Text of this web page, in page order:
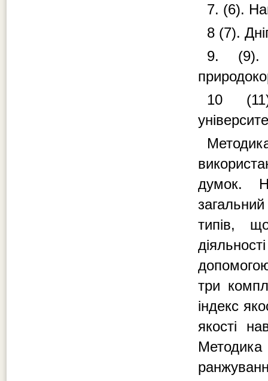
7. (6).
8 (7).
9. (9).
10
думок.
типів,
три
індекс
якості
Методика